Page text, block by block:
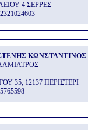
4 ΣΕΡΡΕΣ
ΚΩΝΣΤΑΝΤΙΝΟΣ
35, 12137 ΠΕΡΙΣΤΕΡΙ